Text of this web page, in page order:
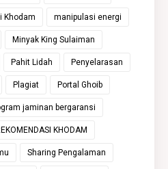
Khodam manipulasi energi
Minyak King Sulaiman
Pahit Lidah Penyelarasan
Plagiat Portal Ghoib
jaminan bergaransi
KHODAM
Sharing Pengalaman